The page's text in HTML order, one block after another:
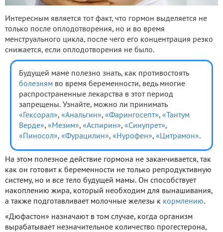
Интересным является тот факт, что гормон выделяется не
только после оплодотворения, но и во время
менструального цикла, после чего его концентрация резко
снижается, если оплодотворения не было.
Будущей маме полезно знать, как противостоять
болезням во время беременности, ведь многие
распространенные лекарства в этот период
запрещены. Узнайте, можно ли принимать
«Гексорал», «Анальгин», «Фарингосепт», «Тантум
Верде», «Мезим», «Аспирин», «Синупрет»,
«Пиносол», «Фурацилин», «Нурофен», «Цитрамон».
На этом полезное действие гормона не заканчивается, так
как он готовит к беременности не только репродуктивную
систему, но и все тело будущей мамы. Он способствует
накоплению жира, который необходим для вынашивания,
а также подготавливает молочные железы к кормлению.
«Дюфастон» назначают в том случае, когда организм
вырабатывает незначительное количество прогестерона,